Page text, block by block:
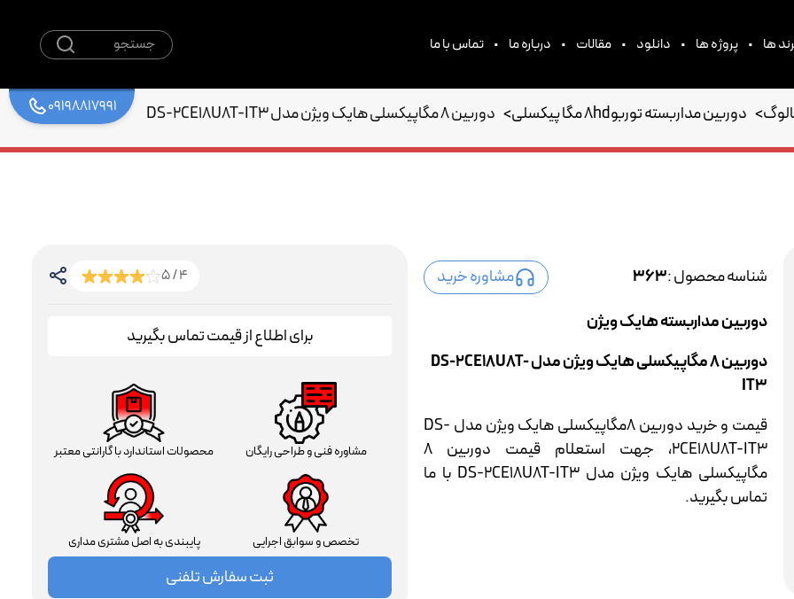
09198817991
ها • پروژه ها • دانلود • مقالات • درباره ما • تماس با ما جستجو
> دوربین مداربسته توربو8hd مگا پیکسلی > دوربین 8 مگاپیکسلی هایک ویژن مدل DS-2CE18U8T-IT3
شناسه محصول :363
مشاوره خرید
دوربین مداربسته هایک ویژن
دوربین 8 مگاپیکسلی هایک ویژن مدل DS-2CE18U8T-
IT3
قیمت و خرید دوربین 8مگاپیکسلی هایک ویژن مدل DS-
2CE18U8T-IT3، جهت استعلام قیمت دوربین 8
مگاپیکسلی هایک ویژن مدل DS-2CE18U8T-IT3 با ما
تماس بگیرید.
4 / 5
برای اطلاع از قیمت تماس بگیرید
مشاوره فنی و طراحی رایگان محصولات استاندارد با گارانتی معتبر
تخصص و سوابق اجرایی پایبندی به اصل مشتری مداری
ثبت سفارش تلفنی